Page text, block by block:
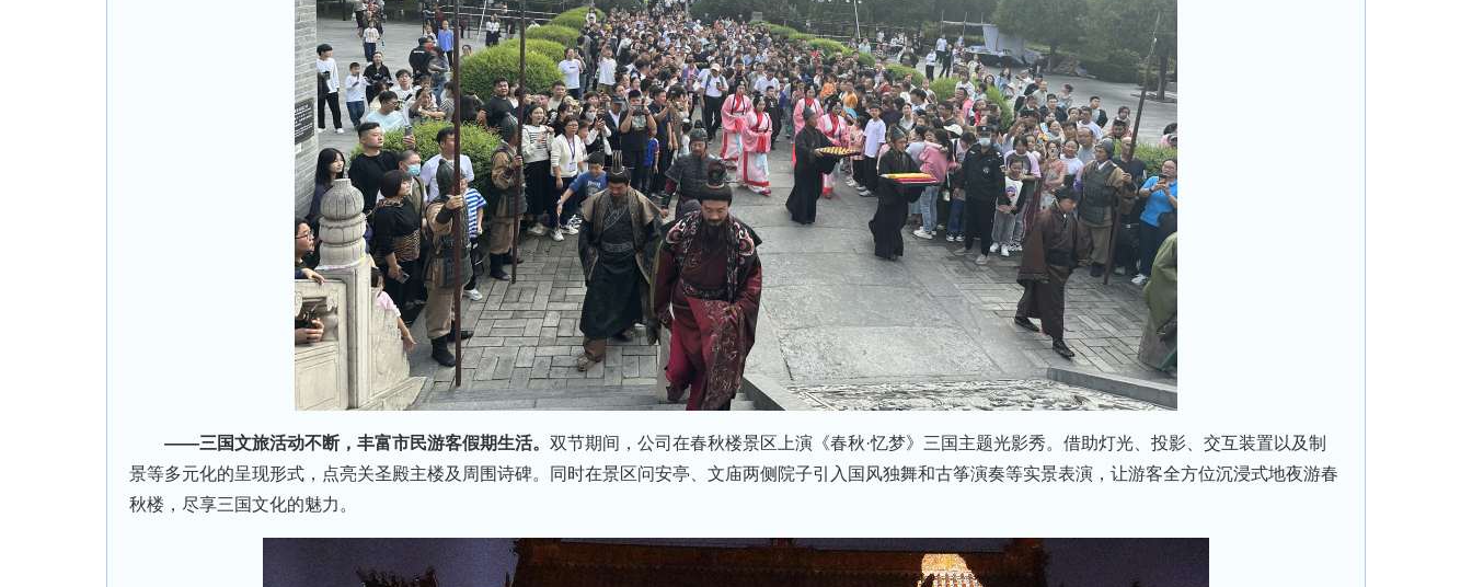
——三国文旅活动不断，丰富市民游客假期生活。 双节期间，公司在春秋楼景区上演《春秋·忆梦》三国主题光影秀。借助灯光、投影、交互装置以及制
景等多元化的呈现形式，点亮关圣殿主楼及周围诗碑。同时在景区问安亭、文庙两侧院子引入国风独舞和古筝演奏等实景表演，让游客全方位沉浸式地夜游春
秋楼，尽享三国文化的魅力。